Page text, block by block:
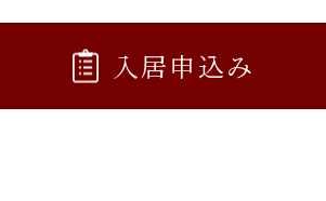
入居申込み